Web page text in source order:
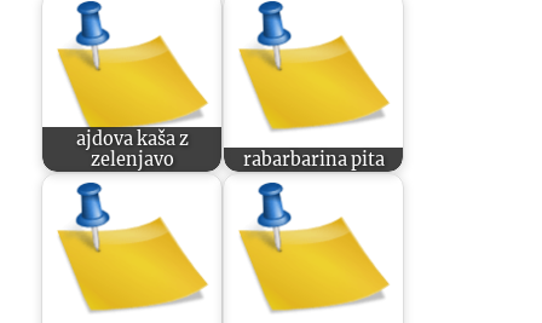
ajdova kaša z
zelenjavo
rabarbarina pita